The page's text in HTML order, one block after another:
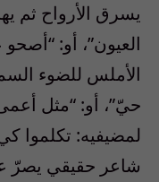
يسرق الأرواح ثم
العيون”، أو:
الأملس للضوء
حيّ”، أو: “مثل
لمضيفيه: تكلموا
شاعر حقيقي يصرّ